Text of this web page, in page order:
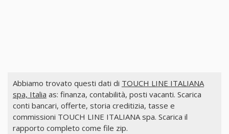
Abbiamo trovato questi dati di TOUCH LINE ITALIANA
spa, Italia as: finanza, contabilità, posti vacanti. Scarica
conti bancari, offerte, storia creditizia, tasse e
commissioni TOUCH LINE ITALIANA spa. Scarica il
rapporto completo come file zip.